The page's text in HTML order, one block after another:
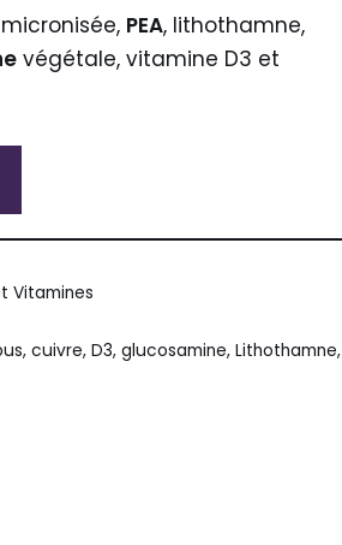
micronisée, PEA, lithothamne,
végétale, vitamine D3 et
Vitamines
,cuivre,D3,glucosamine,Lithothamne,